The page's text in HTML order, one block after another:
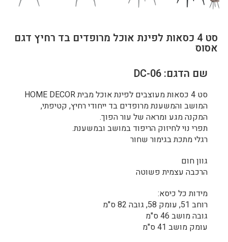
סט 4 כסאות לפינת אוכל מרופדים בד רחיץ דגם
אסוס
שם הדגם: DC-06
סט 4 כסאות מעוצבים לפינת אוכל מבית HOME DECOR
המושב והמשענת מרופדים בד ייחודי רחיץ, קטיפתי,
המקנה מגע ומראה של עור הפוך.
תפרי נוי לחיזוק הריפוד במושב ובמשענת.
רגלי מתכת בגימור שחור
גוון חום
הרכבה עצמית פשוטה
מידות כל כיסא:
רוחב 51, עומק 58, גובה 82 ס"מ
גובה מושב 46 ס"מ
עומק מושב 41 ס"מ